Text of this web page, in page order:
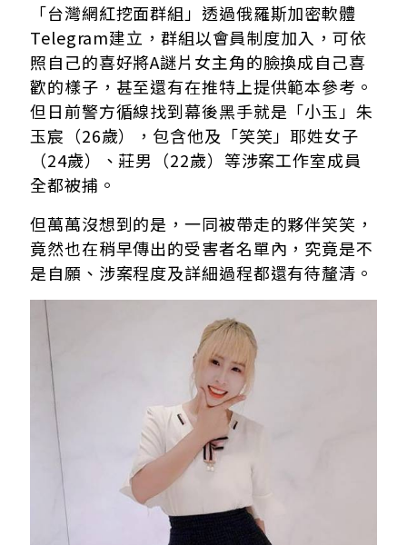
「台灣網紅挖面群組」透過俄羅斯加密軟體
Telegram建立，群組以會員制度加入，可依
照自己的喜好將A謎片女主角的臉換成自己喜
歡的樣子，甚至還有在推特上提供範本參考。
但日前警方循線找到幕後黑手就是「小玉」朱
玉宸（26歲），包含他及「笑笑」耶姓女子
（24歲）、莊男（22歲）等涉案工作室成員
全都被捕。
但萬萬沒想到的是，一同被帶走的夥伴笑笑，
竟然也在稍早傳出的受害者名單內，究竟是不
是自願、涉案程度及詳細過程都還有待釐清。